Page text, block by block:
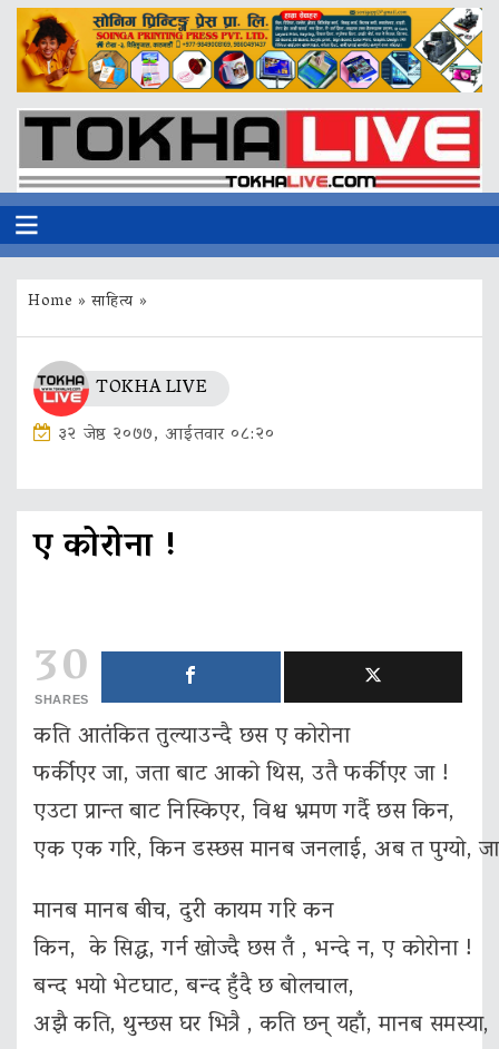
Home »साहित्य »
TOKHA LIVE
३२ जेष्ठ २०७७, आईतवार ०८:२०
ए कोरोना !
30
SHARES
कति आतंकित तुल्याउन्दै छस ए कोरोना
फर्कीएर जा, जता बाट आको थिस, उतै फर्कीएर जा !
एउटा प्रान्त बाट निस्किएर, विश्व भ्रमण गर्दै छस किन,
एक एक गरि, किन डस्छस मानब जनलाई, अब त पुग्यो,
मानब मानब बीच, दुरी कायम गरि कन
किन, के सिद्ध, गर्न खोज्दै छस तँ , भन्दे न, ए कोरोना !
बन्द भयो भेटघाट, बन्द हुँदै छ बोलचाल,
अझै कति, थुन्छस घर भित्रै , कति छन् यहाँ, मानब समस्या,